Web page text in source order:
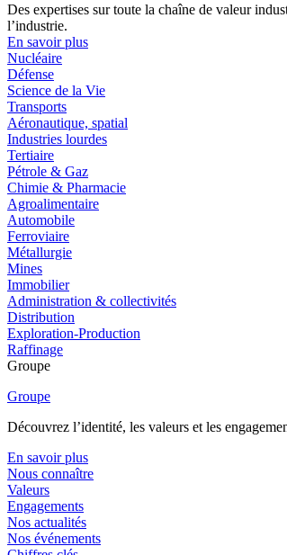
Des expertises sur toute la chaîne de valeur
l’industrie.
En savoir plus
Nucléaire
Défense
Science de la Vie
Transports
Aéronautique, spatial
Industries lourdes
Tertiaire
Pétrole & Gaz
Chimie & Pharmacie
Agroalimentaire
Automobile
Ferroviaire
Métallurgie
Mines
Immobilier
Administration & collectivités
Distribution
Exploration-Production
Raffinage
Groupe
Groupe
Découvrez l’identité, les valeurs et les
En savoir plus
Nous connaître
Valeurs
Engagements
Nos actualités
Nos événements